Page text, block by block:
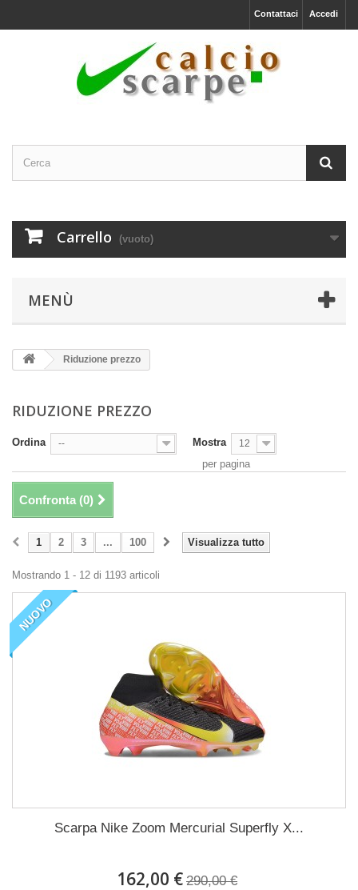
Accedi
Contattaci
Carrello (vuoto)
MENÙ
Riduzione prezzo
RIDUZIONE PREZZO
Ordina -- Mostra 12
per pagina
Confronta (0)
Visualizza tutto
1 2 3 ... 100
Mostrando 1 - 12 di 1193 articoli
NUOVO
Scarpa Nike Zoom Mercurial Superfly X...
162,00 € 290,00 €